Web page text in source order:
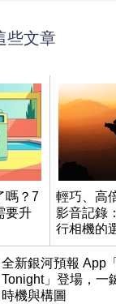
些文章
嗎？7
要升
輕巧、高
影音記錄
行相機的
全新銀河預報 App
Tonight」登場，一
時機與構圖